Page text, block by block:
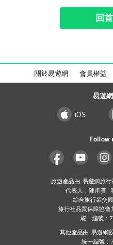
回
關於易遊網 會員權益
易遊
iOS
Follow
旅遊產品由 易遊網旅
代表人：陳甫彥
綜合旅行業交
旅行社品質保障協會
統一編號：
其他產品由 易遊網
統一編號：